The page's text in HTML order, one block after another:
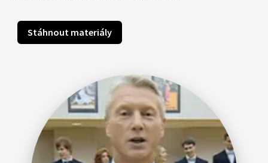
Stáhnout materiály